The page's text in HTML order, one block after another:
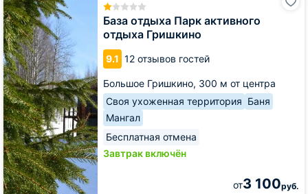
База отдыха Парк активного
отдыха Гришкино
9.1 12 отзывов гостей
Большое Гришкино, 300 м от центра
Своя ухоженная территория Баня
Мангал
Бесплатная отмена
Завтрак включён
от3 100руб.
отдыха
Парк
активного
отдыха
Гришкино